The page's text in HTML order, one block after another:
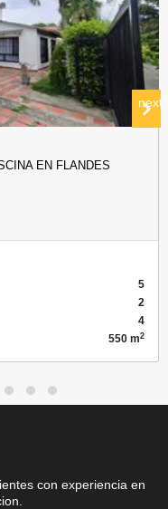
EN FLANDES
5
2
4
550 m2
next
con experiencia en